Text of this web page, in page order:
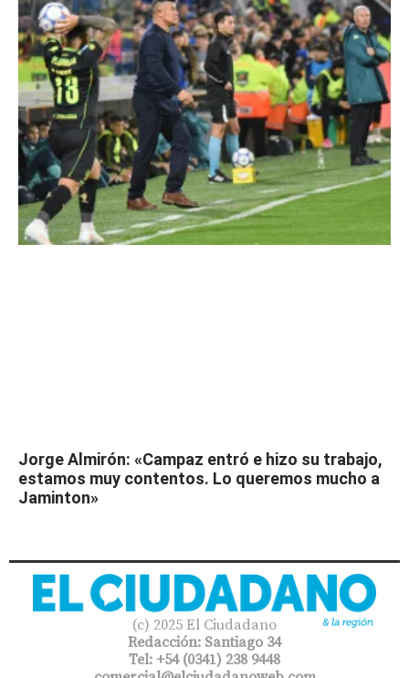
Jorge Almirón: «Campaz entró e hizo su trabajo,
estamos muy contentos. Lo queremos mucho a
Jaminton»
(c) 2025 El Ciudadano
Redacción: Santiago 34
Tel: +54 (0341) 238 9448